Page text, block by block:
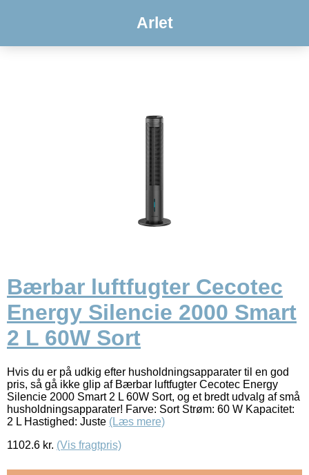
Arlet
Bærbar luftfugter Cecotec
Energy Silencie 2000 Smart
2 L 60W Sort
Hvis du er på udkig efter husholdningsapparater til en god
pris, så gå ikke glip af Bærbar luftfugter Cecotec Energy
Silencie 2000 Smart 2 L 60W Sort, og et bredt udvalg af små
husholdningsapparater! Farve: Sort Strøm: 60 W Kapacitet:
2 L Hastighed: Juste (Læs mere)
1102.6 kr. (Vis fragtpris)